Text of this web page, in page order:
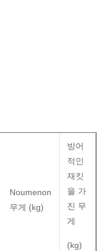
Noumenon
무게 (kg)
방어
적인
재킷
을 가
진 무
게
(kg)